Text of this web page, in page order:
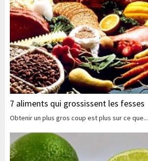
7 aliments qui grossissent les fesses
Obtenir un plus gros coup est plus sur ce que...